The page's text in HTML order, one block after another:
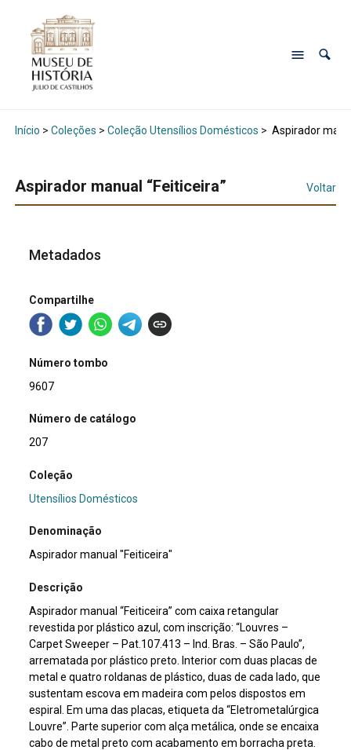
Início > Coleções > Coleção Utensílios Domésticos > Aspirador
Aspirador manual “Feiticeira” Voltar
Metadados
Compartilhe
Número tombo
9607
Número de catálogo
207
Coleção
Utensílios Domésticos
Denominação
Aspirador manual "Feiticeira"
Descrição
Aspirador manual “Feiticeira” com caixa retangular
revestida por plástico azul, com inscrição: “Louvres –
Carpet Sweeper – Pat.107.413 – Ind. Bras. – São Paulo”,
arrematada por plástico preto. Interior com duas placas de
metal e quatro roldanas de plástico, duas de cada lado, que
sustentam escova em madeira com pelos dispostos em
espiral. Em uma das placas, etiqueta da “Eletrometalúrgica
Louvre”. Parte superior com alça metálica, onde se encaixa
cabo de metal preto com acabamento em borracha preta.